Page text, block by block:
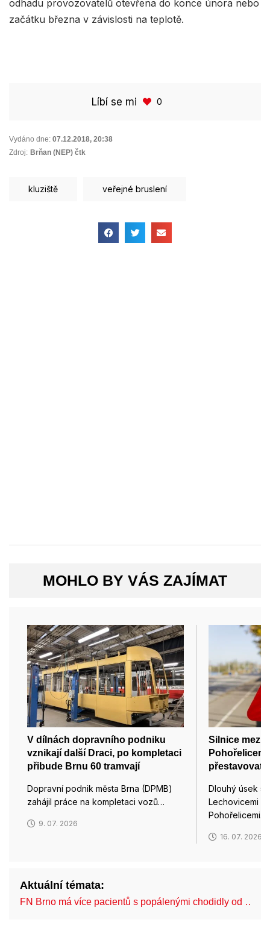
odhadu provozovatelů otevřena do konce února nebo
začátku března v závislosti na teplotě.
Líbí se mi 0
Vydáno dne: 07.12.2018, 20:38
Zdroj: Brňan (NEP) čtk
kluziště veřejné bruslení
MOHLO BY VÁS ZAJÍMAT
V dílnách dopravního podniku
vznikají další Draci, po kompletaci
přibude Brnu 60 tramvají
Dopravní podnik města Brna (DPMB)
zahájil práce na kompletaci vozů…
9. 07. 2026
Silnice mezi
přestavovat
Dlouhý úsek
Lechovicemi
Pohořelicemi…
16. 07. 2026
Aktuální témata:
FN Brno má více pacientů s popálenými chodidly od …